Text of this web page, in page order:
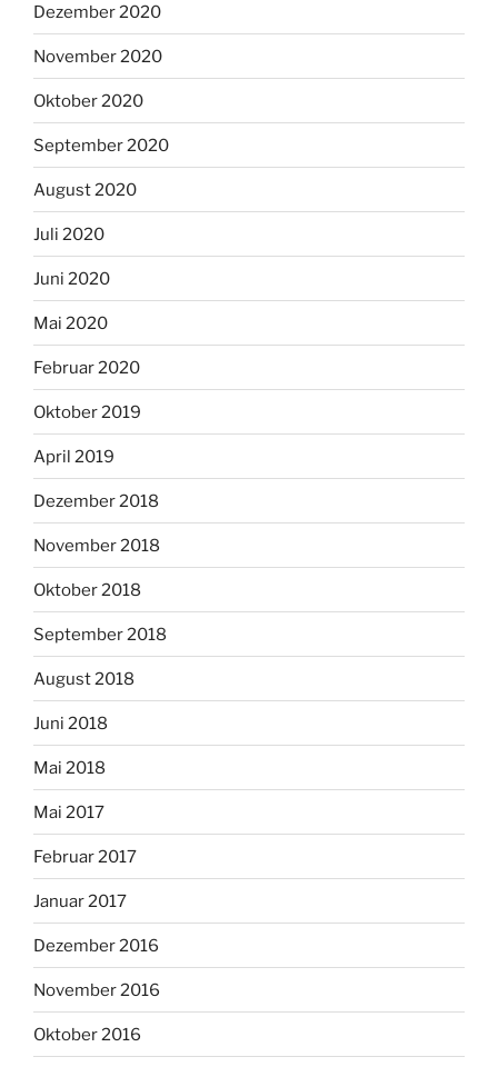
Dezember 2020
November 2020
Oktober 2020
September 2020
August 2020
Juli 2020
Juni 2020
Mai 2020
Februar 2020
Oktober 2019
April 2019
Dezember 2018
November 2018
Oktober 2018
September 2018
August 2018
Juni 2018
Mai 2018
Mai 2017
Februar 2017
Januar 2017
Dezember 2016
November 2016
Oktober 2016